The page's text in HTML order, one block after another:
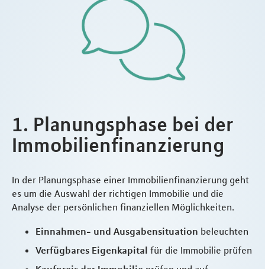
1. Planungsphase bei der
Immobilienfinanzierung
In der Planungsphase einer Immobilienfinanzierung geht
es um die Auswahl der richtigen Immobilie und die
Analyse der persönlichen finanziellen Möglichkeiten.
Einnahmen- und Ausgabensituation beleuchten
Verfügbares Eigenkapital für die Immobilie prüfen